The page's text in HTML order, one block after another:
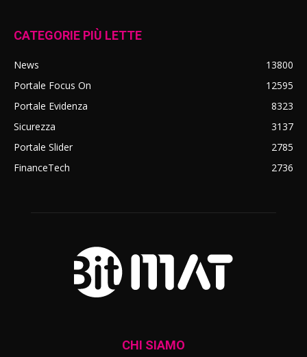
CATEGORIE PIÙ LETTE
News
13800
Portale Focus On
12595
Portale Evidenza
8323
Sicurezza
3137
Portale Slider
2785
FinanceTech
2736
CHI SIAMO